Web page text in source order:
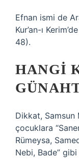
Efnan ismi de
Kur’an-ı
48).
HANGI
Dikkat,
çocuklara
Rümeysa,
Nebi, Bade”